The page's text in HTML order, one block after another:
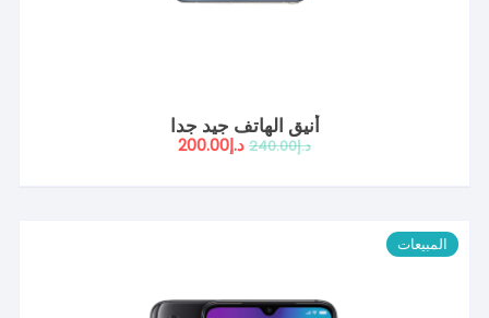
أنيق الهاتف جيد جدا
د.إ240.00 السعر
الأصلي
د.إ200.00السعر
المبيعات